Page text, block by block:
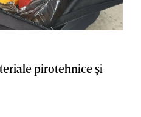
pirotehnice şi